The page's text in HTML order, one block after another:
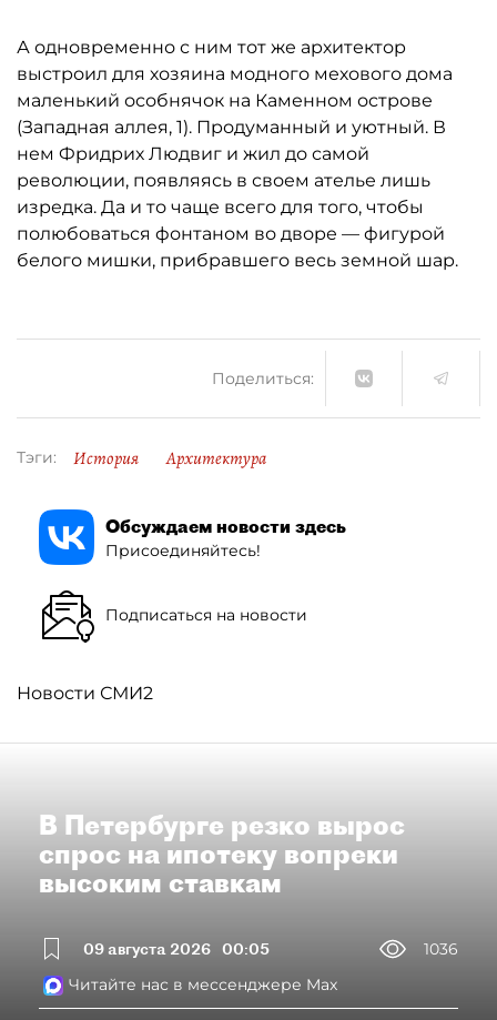
А одновременно с ним тот же архитектор
выстроил для хозяина модного мехового дома
маленький особнячок на Каменном острове
(Западная аллея, 1). Продуманный и уютный. В
нем Фридрих Людвиг и жил до самой
революции, появляясь в своем ателье лишь
изредка. Да и то чаще всего для того, чтобы
полюбоваться фонтаном во дворе — фигурой
белого мишки, прибравшего весь земной шар.
Поделиться:
Тэги: История Архитектура
Обсуждаем новости здесь
Присоединяйтесь!
Подписаться на новости
Новости СМИ2
В Петербурге резко вырос
спрос на ипотеку вопреки
высоким ставкам
09 августа 2026 00:05
1036
Читайте нас в мессенджере Max